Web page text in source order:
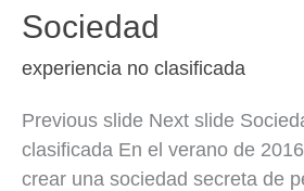
Sociedad
experiencia no clasificada
Previous slide Next slide
clasificada En el verano de
crear una sociedad secreta de
Sociedad